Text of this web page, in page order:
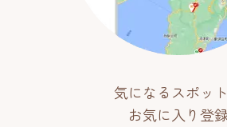
気になるスポッ
お気に入り登